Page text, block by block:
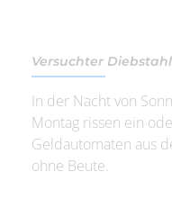
Versuchter
In der Nacht von
Montag rissen ein
Geldautomaten aus
ohne Beute.